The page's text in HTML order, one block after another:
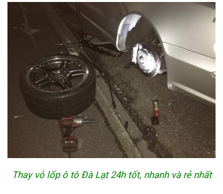
Thay vỏ lốp ô tô Đà Lạt 24h tốt, nhanh và rẻ nhất